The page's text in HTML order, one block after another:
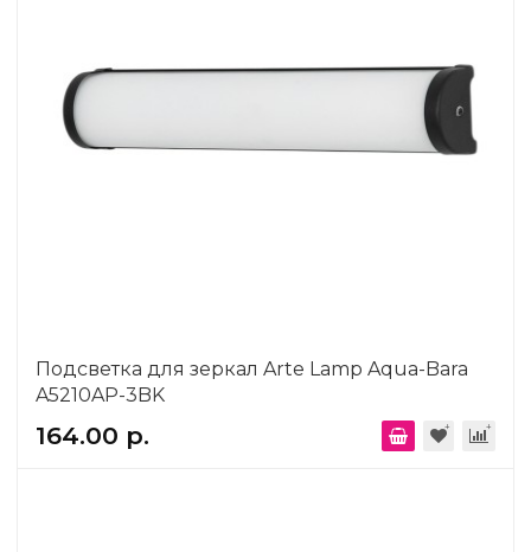
Подсветка для зеркал Arte Lamp Aqua-Bara
A5210AP-3BK
164.00 р.